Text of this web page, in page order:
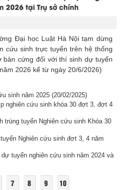
2026 tại Trụ sở chính
Đại học Luật Hà Nội tạm dừng
cứu sinh trực tuyến trên hệ thống
bản cứng đối với thí sinh dự tuyển
2026 kể từ ngày 20/6/2026)
sinh năm 2025(20/02/2025)
nghiên cứu sinh khóa 30 đợt 3, đợt 4
trúng tuyển Nghiên cứu sinh Khóa 30
Nghiên cứu sinh đợt 3, 4 năm
tuyển nghiên cứu sinh năm 2024 và
7 8 9 10